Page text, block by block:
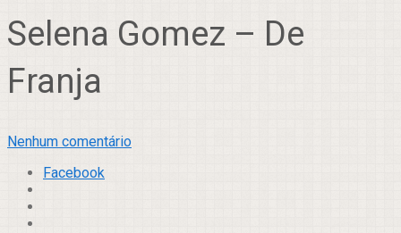
Selena Gomez – De
Franja
Nenhum comentário
Facebook